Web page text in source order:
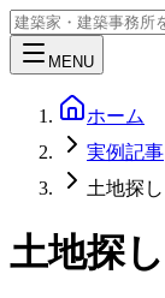
MENU
ホーム
実例記事
土地探し
土地探し